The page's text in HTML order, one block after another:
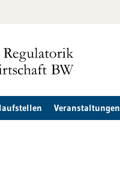
Veranstaltungen